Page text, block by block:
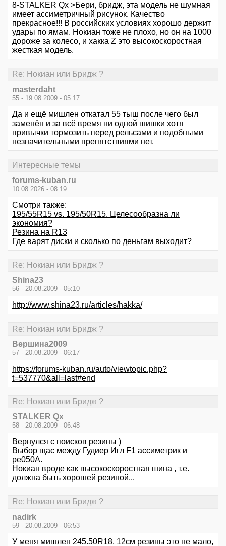
8-STALKER Qx >Бери, бридж, эта модель не шумная
имеет ассиметричный рисунок. Качество
прекрасное!!! В российских условиях хорошо держит
удары по ямам. Нокиан тоже не плохо, но он на 1000
дороже за колесо, и хакка Z это высокоскоростная
жесткая модель.
Re: Нокиан или Бридж ?
masterdaht
55 - 19.08.2009 - 05:17
Да и ещё мишлен откатал 55 тыш после чего был
заменён и за всё время ни одной шишки хотя
привычки тормозить перед рельсами и подобными
незначительными препятствиями нет.
Интересные темы
forums-kuban.ru
10.08.2026 - 08:19
Смотри также:
195/55R15 vs. 195/50R15. Целесообразна ли
экономия?
Резина на R13
Где варят диски и сколько по деньгам выходит?
Re: Нокиан или Бридж ?
Shina23
56 - 20.08.2009 - 05:10
http://www.shina23.ru/articles/hakka/
Re: Нокиан или Бридж ?
Вершина2009
57 - 20.08.2009 - 06:17
https://forums-kuban.ru/auto/viewtopic.php?
t=537770&all=last#end
Re: Нокиан или Бридж ?
STALKER Qx
58 - 20.08.2009 - 06:48
Вернулся с поисков резины )
Выбор щас между Гудиер Игл F1 ассиметрик и
ре050А.
Нокиан вроде как высокоскоростная шина , т.е.
должна быть хорошей резиной...
Re: Нокиан или Бридж ?
nadirk
59 - 20.08.2009 - 06:53
У меня мишлен 245.50R18, 12см резины это не мало,